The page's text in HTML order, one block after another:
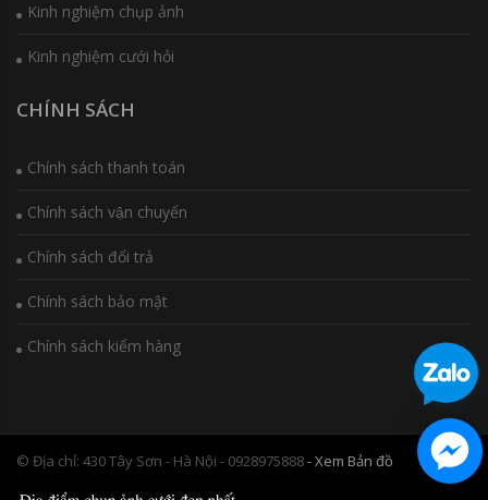
Kinh nghiệm chụp ảnh
Kinh nghiệm cưới hỏi
CHÍNH SÁCH
Chính sách thanh toán
Chính sách vận chuyển
Chính sách đổi trả
Chính sách bảo mật
Chính sách kiểm hàng
© Địa chỉ: 430 Tây Sơn - Hà Nội - 0928975888- Xem Bản đồ